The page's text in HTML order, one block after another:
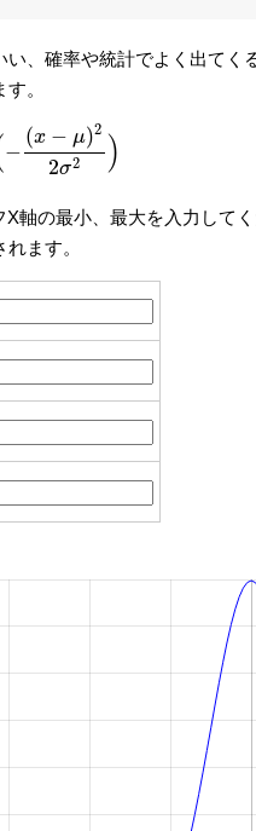
い、確率や統計でよく出て
。
−
(x − μ)2
2σ2 )
μ 2)
X軸の最小、最大を入力してく
ます。